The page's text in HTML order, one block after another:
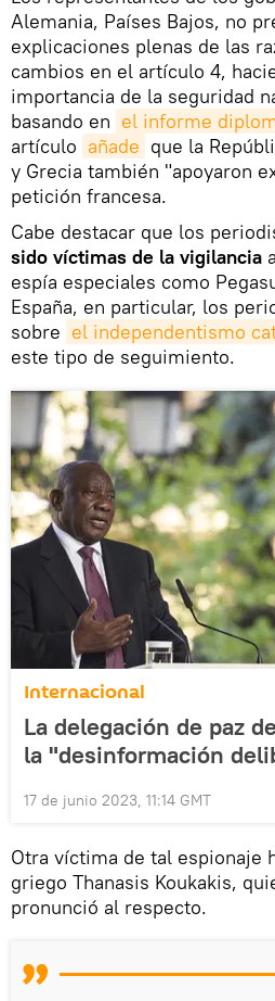
Alemania, Países Bajos, no
explicaciones plenas de las
cambios en el artículo 4,
importancia de la seguridad
basando en el informe
artículo añade que la
y Grecia también "apoyaron
petición francesa.
Cabe destacar que los
sido víctimas de la vigilancia
espía especiales como
España, en particular, los
sobre el independentismo
este tipo de seguimiento.
Internacional
La delegación de paz
la "desinformación
17 de junio 2023, 11:14 GMT
Otra víctima de tal espionaje
griego Thanasis Koukakis,
pronunció al respecto.